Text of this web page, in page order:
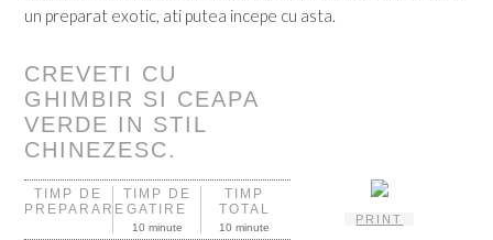
un preparat exotic, ati putea incepe cu asta.
CREVETI CU
GHIMBIR SI CEAPA
VERDE IN STIL
CHINEZESC.
PRINT
TIMP DE
PREPARARE
TIMP DE
GATIRE
10 minute
TIMP
TOTAL
10 minute